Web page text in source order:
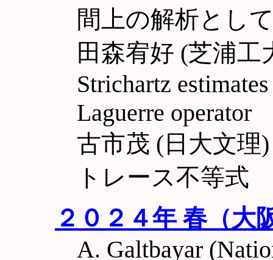
間上の解析とし
田森宥好 (芝浦
Strichartz
Laguerre operator
古市茂 (日大文理
トレース不等式
２０２４年 春（大
A. Galtbayar